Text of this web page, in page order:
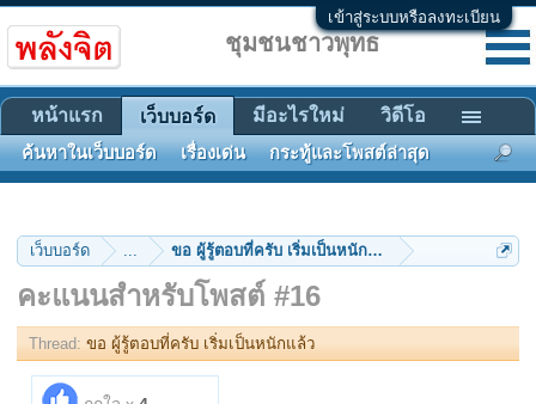
เข้าสู่ระบบหรือลงทะเบียน
เว็บบอร์ด ... ขอ ผู้รู้ตอบที่ครับ เริ่มเป็นหนักแล้ว
คะแนนสำหรับโพสต์ #16
Thread: ขอ ผู้รู้ตอบที่ครับ เริ่มเป็นหนักแล้ว
ชุมชนชาวพุทธ
หน้าแรก เว็บบอร์ด
ค้นหาในเว็บบอร์ด เรื่องเด่น กระทู้และโพสต์ล่าสุด
มีอะไรใหม่ วิดีโอ